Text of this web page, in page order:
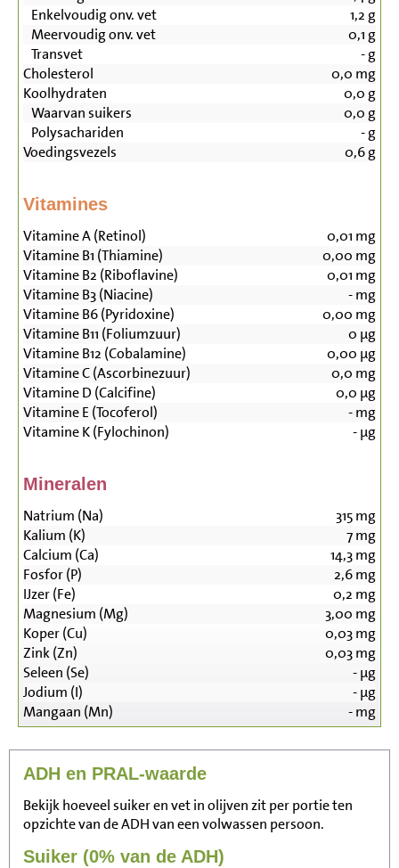
Enkelvoudig onv. vet
1,2 g
Meervoudig onv. vet
0,1 g
Transvet
-g
Cholesterol
0,0 mg
Koolhydraten
0,0 g
Waarvan suikers
0,0 g
Polysachariden
-g
Voedingsvezels
0,6g
Vitamines
Vitamine A (Retinol) 0,01 mg
Vitamine B1 (Thiamine)
0,00 mg
Vitamine B2 (Riboflavine)
0,01 mg
Vitamine B3 (Niacine)
-mg
Vitamine B6 (Pyridoxine)
0,00 mg
Vitamine B11 (Foliumzuur)
0 µg
Vitamine B12 (Cobalamine)
0,00 µg
Vitamine C (Ascorbinezuur)
0,0 mg
Vitamine D (Calcifine)
0,0 µg
Vitamine E (Tocoferol)
-mg
Vitamine K (Fylochinon)
-µg
Mineralen
Natrium (Na) 315mg
Kalium (K)
7mg
Calcium (Ca)
14,3mg
Fosfor (P)
2,6mg
IJzer (Fe)
0,2 mg
Magnesium (Mg)
3,00 mg
Koper (Cu)
0,03mg
Zink (Zn)
0,03mg
Seleen (Se)
-µg
Jodium (I)
-µg
Mangaan (Mn)
-mg
ADH en PRAL-waarde
Bekijk hoeveel suiker en vet in olijven zit per portie ten
opzichte van de ADH van een volwassen persoon.
Suiker (0% van de ADH)